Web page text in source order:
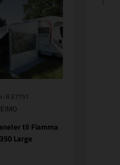
R E7751
til Fiamma
Large